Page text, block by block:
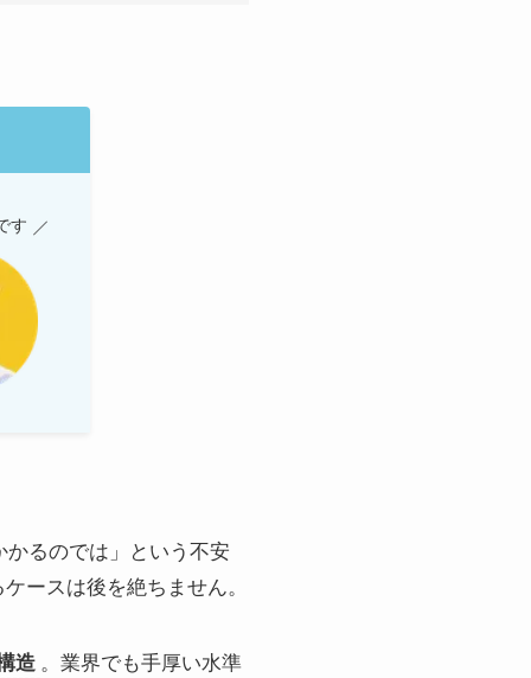
す
るのでは」という不安
ースは後を絶ちません。
造 。業界でも手厚い水準